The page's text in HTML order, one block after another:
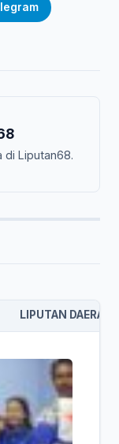
di Liputan68.
LIPUTAN DAERAH